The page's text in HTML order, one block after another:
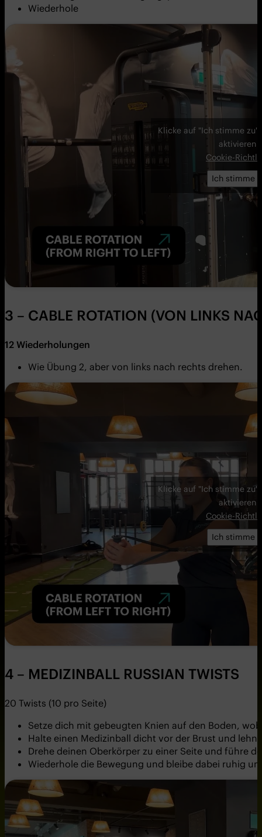
Wiederhole
Klicke auf "Ich stimme
aktivieren
Cookie-
Ich stimme
3 – CABLE ROTATION (VON LINKS
12 Wiederholungen
Wie Übung 2, aber von links nach rechts drehen.
Klicke auf "Ich stimme
aktivieren
Cookie-
Ich stimme
4 – MEDIZINBALL RUSSIAN TWISTS
20 Twists (10 pro Seite)
Setze dich mit gebeugten Knien auf den Boden,
Halte einen Medizinball dicht vor der Brust und
Drehe deinen Oberkörper zu einer Seite und führe
Wiederhole die Bewegung und bleibe dabei ruhig